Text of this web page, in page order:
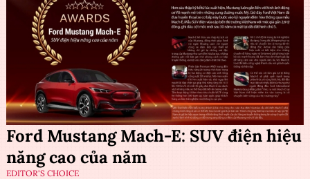
Ford Mustang Mach-E: SUV điện hiệu
năng cao của năm
EDITOR'S CHOICE